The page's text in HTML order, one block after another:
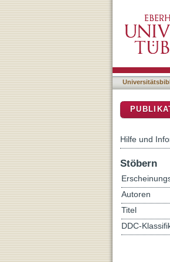
Hilfe und
Stöbern
Autoren
Titel
DDC-